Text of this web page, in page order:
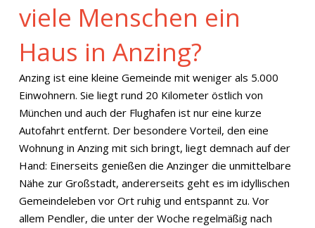
viele Menschen ein
Haus in Anzing?
Anzing ist eine kleine Gemeinde mit weniger als 5.000
Einwohnern. Sie liegt rund 20 Kilometer östlich von
München und auch der Flughafen ist nur eine kurze
Autofahrt entfernt. Der besondere Vorteil, den eine
Wohnung in Anzing mit sich bringt, liegt demnach auf der
Hand: Einerseits genießen die Anzinger die unmittelbare
Nähe zur Großstadt, andererseits geht es im idyllischen
Gemeindeleben vor Ort ruhig und entspannt zu. Vor
allem Pendler, die unter der Woche regelmäßig nach